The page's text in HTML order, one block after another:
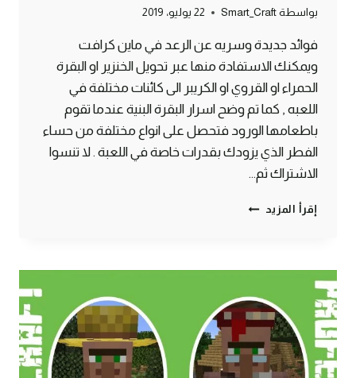
بواسطة Smart_Craft 22 يوليو، 2019
فوائد جديدة وسريه عن الرعد في ماين كرافت
ويمكنك الاستفادة منها عبر تحويل الخنزير او البقرة
الحمراء او القروي او الكريبر الى كائنات مختلفة في
اللعبه , كما تم وضح اسرار البقرة البنية عندما تقوم
باطعامها الورود فتحصل على انواع مختلفة من حساء
الفطر الذي يزودك بقدرات خاصة في اللعبة . لا تنسوا
الاشتراك ثم…
إقرأ المزيد 4
تعرفها
تحويل
البقرة
الى
الون
البني